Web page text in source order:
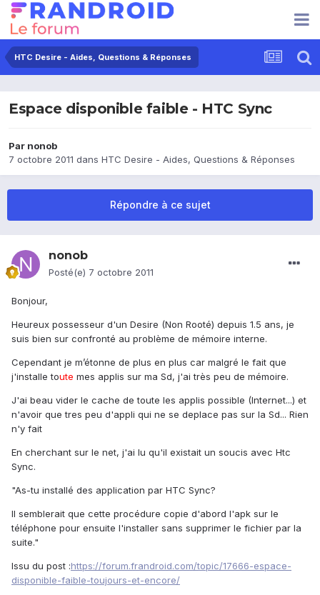
HTC Desire - Aides, Questions & Réponses
Espace disponible faible - HTC Sync
Par nonob
7 octobre 2011 dans HTC Desire - Aides, Questions & Réponses
Répondre à ce sujet
nonob
Posté(e) 7 octobre 2011
Bonjour,
Heureux possesseur d'un Desire (Non Rooté) depuis 1.5 ans, je
suis bien sur confronté au problème de mémoire interne.
Cependant je m’étonne de plus en plus car malgré le fait que
j'installe toute mes applis sur ma Sd, j'ai très peu de mémoire.
J'ai beau vider le cache de toute les applis possible (Internet...) et
n'avoir que tres peu d'appli qui ne se deplace pas sur la Sd... Rien
n'y fait
En cherchant sur le net, j'ai lu qu'il existait un soucis avec Htc
Sync.
"As-tu installé des application par HTC Sync?
Il semblerait que cette procédure copie d'abord l'apk sur le
téléphone pour ensuite l'installer sans supprimer le fichier par la
suite."
Issu du post :https://forum.frandroid.com/topic/17666-espace-
disponible-faible-toujours-et-encore/